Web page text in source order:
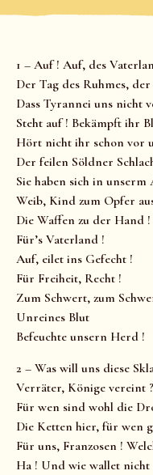
1 – Auf ! Auf, des
Der Tag des Ruhmes,
Dass Tyrannei uns nicht
Steht auf ! Bekämpft ihr
Hört nicht ihr schon vor
Der feilen Söldner
Sie haben sich in unserm
Weib, Kind zum Opfer
Die Waffen zu der Hand !
Für’s Vaterland !
Auf, eilet ins Gefecht !
Für Freiheit, Recht !
Zum Schwert, zum
Unreines Blut
Befeuchte unsern Herd !
2 – Was will uns diese
Verräter, Könige vereint ?
Für wen sind wohl die
Die Ketten hier, für wen
Für uns, Franzosen !
Ha ! Und wie wallet nicht